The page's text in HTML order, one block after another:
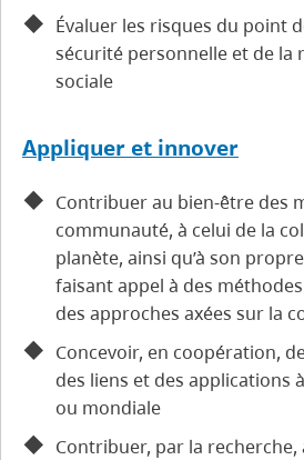
Évaluer les risques du point
sécurité personnelle et de la
sociale
Appliquer et innover
Contribuer au bien-être des
communauté, à celui de la
planète, ainsi qu’à son
faisant appel à des
des approches axées sur la
Concevoir, en coopération,
des liens et des applications
ou mondiale
Contribuer, par la recherche,